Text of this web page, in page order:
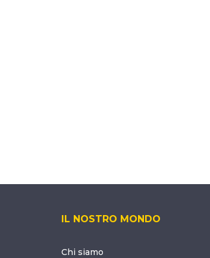
IL NOSTRO MONDO
Chi siamo